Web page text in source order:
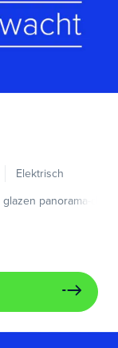
Elektrisch
panorama-dak